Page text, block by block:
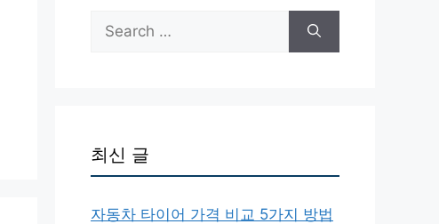
Search
for:
최신 글
자동차 타이어 가격 비교 5가지 방법